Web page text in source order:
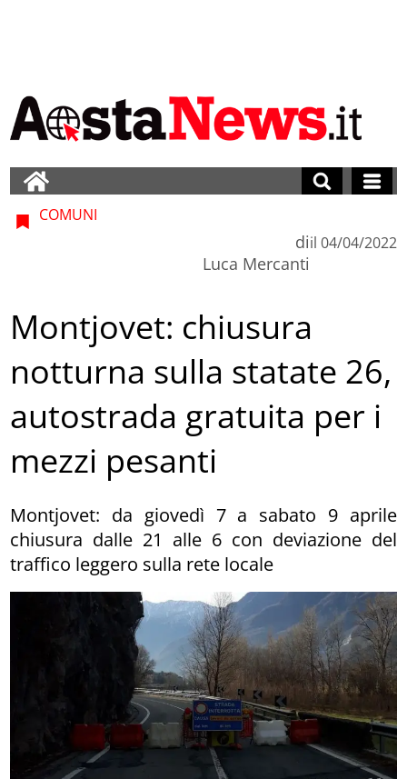
COMUNI
di
Luca Mercanti
il 04/04/2022
Montjovet: chiusura
notturna sulla statate 26,
autostrada gratuita per i
mezzi pesanti
Montjovet: da giovedì 7 a sabato 9 aprile
chiusura dalle 21 alle 6 con deviazione del
traffico leggero sulla rete locale